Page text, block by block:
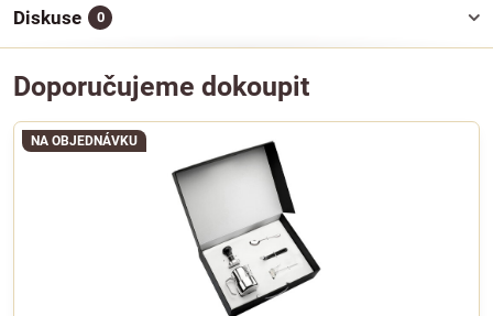
Diskuse 0
Doporučujeme dokoupit
NA OBJEDNÁVKU